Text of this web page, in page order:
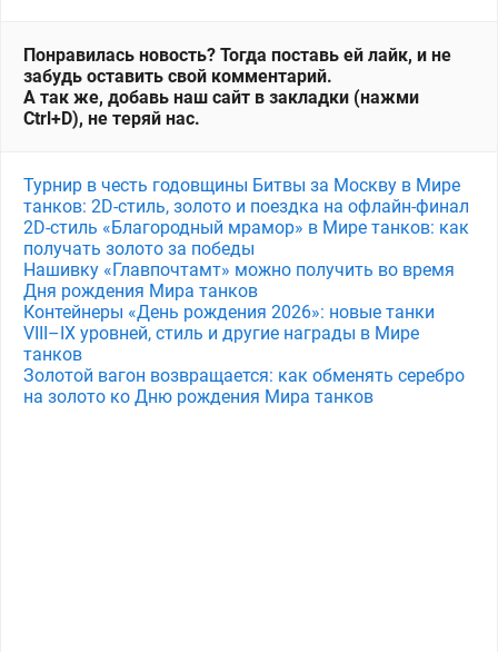
Понравилась новость? Тогда поставь ей лайк, и не
забудь оставить свой комментарий.
А так же, добавь наш сайт в закладки (нажми
Ctrl+D), не теряй нас.
Турнир в честь годовщины Битвы за Москву в Мире
танков: 2D-стиль, золото и поездка на офлайн-финал
2D-стиль «Благородный мрамор» в Мире танков: как
получать золото за победы
Нашивку «Главпочтамт» можно получить во время
Дня рождения Мира танков
Контейнеры «День рождения 2026»: новые танки
VIII–IX уровней, стиль и другие награды в Мире
танков
Золотой вагон возвращается: как обменять серебро
на золото ко Дню рождения Мира танков